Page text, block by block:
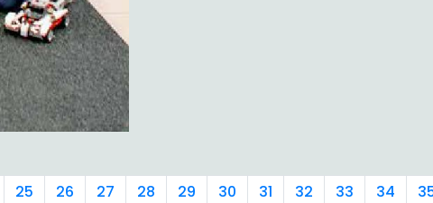
25 26 27 28 29 30 31 32 33 34